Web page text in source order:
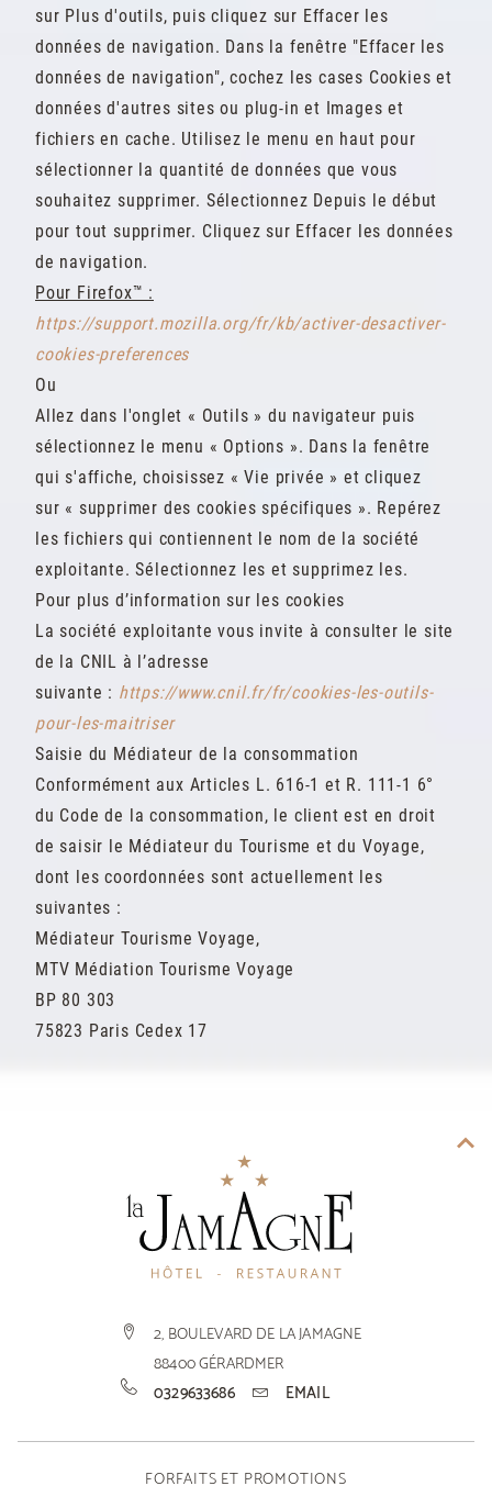
sur Plus d'outils, puis cliquez sur Effacer les
données de navigation. Dans la fenêtre "Effacer les
données de navigation", cochez les cases Cookies et
données d'autres sites ou plug-in et Images et
fichiers en cache. Utilisez le menu en haut pour
sélectionner la quantité de données que vous
souhaitez supprimer. Sélectionnez Depuis le début
pour tout supprimer. Cliquez sur Effacer les données
de navigation.
Pour Firefox™ :
https://support.mozilla.org/fr/kb/activer-desactiver-
cookies-preferences
Ou
Allez dans l'onglet « Outils » du navigateur puis
sélectionnez le menu « Options ». Dans la fenêtre
qui s'affiche, choisissez « Vie privée » et cliquez
sur « supprimer des cookies spécifiques ». Repérez
les fichiers qui contiennent le nom de la société
exploitante. Sélectionnez les et supprimez les.
Pour plus d’information sur les cookies
La société exploitante vous invite à consulter le site
de la CNIL à l’adresse
suivante : https://www.cnil.fr/fr/cookies-les-outils-
pour-les-maitriser
Saisie du Médiateur de la consommation
Conformément aux Articles L. 616-1 et R. 111-1 6°
du Code de la consommation, le client est en droit
de saisir le Médiateur du Tourisme et du Voyage,
dont les coordonnées sont actuellement les
suivantes :
Médiateur Tourisme Voyage,
MTV Médiation Tourisme Voyage
BP 80 303
75823 Paris Cedex 17
2, BOULEVARD DE LA JAMAGNE
88400GÉRARDMER
0329633686
EMAIL
FORFAITS ET PROMOTIONS